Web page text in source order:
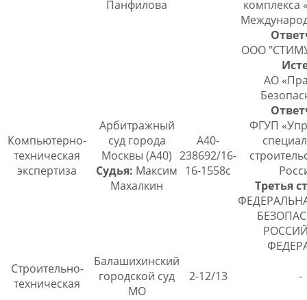
Панфилова
комплекса
ООО
Компьютерно-
техническая
экспертиза
Арбитражный
суд города
Москвы (А40)
Судья: Максим
Махалкин
А40-
238692/16-
16-1558с
АО
ФГУП
Третья
Строительно-
техническая
Балашихинский
городской суд
МО
2-12/13 -